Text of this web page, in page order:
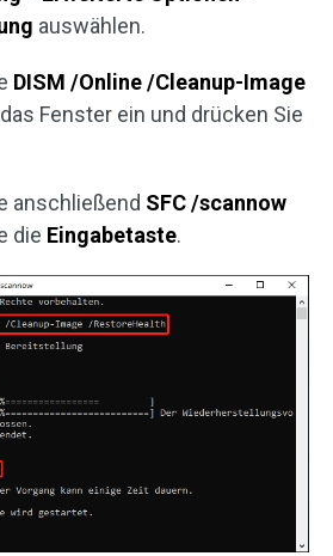
auswählen.
DISM /Online /Cleanup-Image
Fenster ein und drücken Sie
anschließend SFC /scannow
die Eingabetaste.